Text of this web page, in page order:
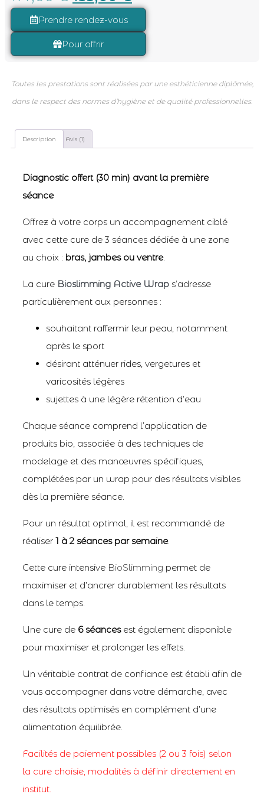
notation
Prendre rendez-vous
Pour offrir
Toutes les prestations sont réalisées par une esthéticienne diplômée,
dans le respect des normes d’hygiène et de qualité professionnelles.
Description Avis (1)
Diagnostic offert (30 min) avant la première
séance
Offrez à votre corps un accompagnement ciblé
avec cette cure de 3 séances dédiée à une zone
au choix : bras, jambes ou ventre.
La cure Bioslimming Active Wrap s’adresse
particulièrement aux personnes :
souhaitant raffermir leur peau, notamment
après le sport
désirant atténuer rides, vergetures et
varicosités légères
sujettes à une légère rétention d’eau
Chaque séance comprend l’application de
produits bio, associée à des techniques de
modelage et des manœuvres spécifiques,
complétées par un wrap pour des résultats visibles
dès la première séance.
Pour un résultat optimal, il est recommandé de
réaliser 1 à 2 séances par semaine.
Cette cure intensive BioSlimming permet de
maximiser et d’ancrer durablement les résultats
dans le temps.
Une cure de 6 séancesest également disponible
pour maximiser et prolonger les effets.
Un véritable contrat de confiance est établi afin de
vous accompagner dans votre démarche, avec
des résultats optimisés en complément d’une
alimentation équilibrée.
Facilités de paiement possibles (2 ou 3 fois) selon
la cure choisie, modalités à définir directement en
institut.